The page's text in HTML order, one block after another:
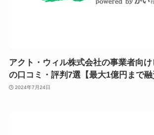
アクト・ウィル株式会社の事業者向
の口コミ・評判7選【最大1億円まで融
2024年7月24日